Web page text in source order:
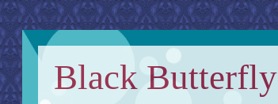
Black Butterfly